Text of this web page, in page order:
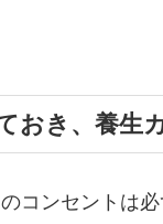
おき、養生
コンセントは